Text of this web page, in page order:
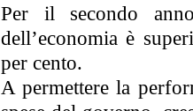
Per il secondo anno
dell’economia è
per cento.
A permettere la